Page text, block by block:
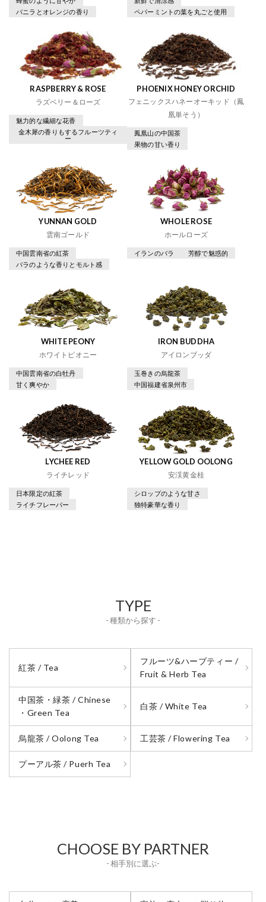
バニラとオレンジの香り
ペパーミントの葉を丸ごと使用
RASPBERRY & ROSE
ラズベリー＆ローズ
魅力的な繊細な花香
金木犀の香りもするフルーツティ
ー
PHOENIX HONEY ORCHID
フェニックスハネーオーキッド（鳳
凰単そう）
鳳凰山の中国茶
果物の甘い香り
YUNNAN GOLD
雲南ゴールド
中国雲南省の紅茶
バラのような香りとモルト感
WHOLE ROSE
ホールローズ
イランのバラ 芳醇で魅惑的
WHITE PEONY
ホワイトピオニー
中国雲南省の白牡丹
甘く爽やか
IRON BUDDHA
アイロンブッダ
玉巻きの烏龍茶
中国福建省泉州市
LYCHEE RED
ライチレッド
日本限定の紅茶
ライチフレーバー
YELLOW GOLD OOLONG
安渓黄金桂
シロップのような甘さ
独特豪華な香り
TYPE
- 種類から探す -
紅茶 / Tea
フルーツ&ハーブティー /
Fruit & Herb Tea
中国茶・緑茶 / Chinese
・Green Tea
白茶 / White Tea
烏龍茶 / Oolong Tea 工芸茶 / Flowering Tea
プーアル茶 / Puerh Tea
CHOOSE BY PARTNER
- 相手別に選ぶ-